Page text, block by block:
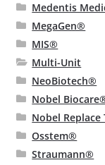
Medentis
MegaGen®
MIS®
Multi-Unit
NeoBiotech®
Nobel
Nobel Replace
Osstem®
Straumann®